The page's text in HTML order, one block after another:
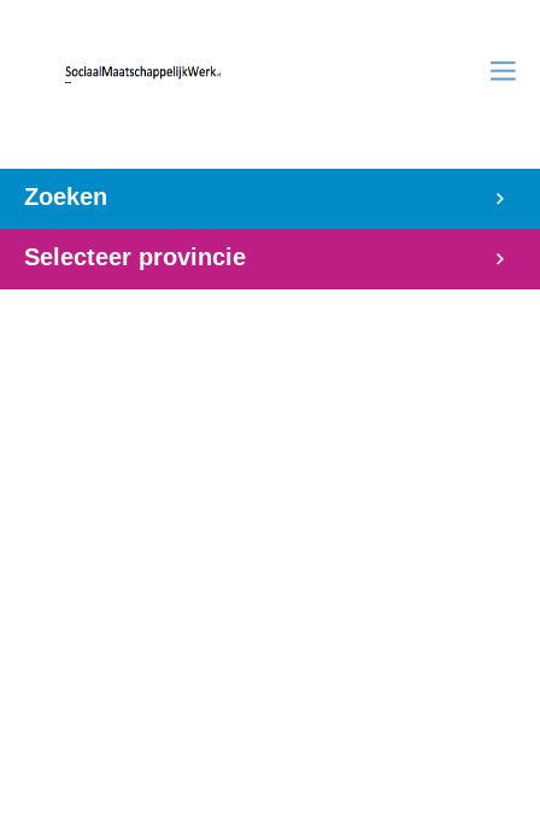
Zoeken
Selecteer provincie